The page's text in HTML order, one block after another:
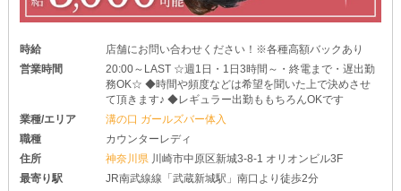
時給
店舗にお問い合わせください！※各種高額バックあり
営業時間
20:00～LAST ☆週1日・1日3時間～・終電まで・遅出勤
務OK☆ ◆時間や頻度などは希望を聞いた上で決めさせ
て頂きます♪ ◆レギュラー出勤ももちろんOKです
業種/エリア
溝の口 ガールズバー体入
職種
カウンターレディ
住所
神奈川県 川崎市中原区新城3-8-1 オリオンビル3F
最寄り駅
JR南武線線「武蔵新城駅」南口より徒歩2分